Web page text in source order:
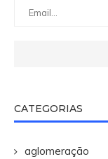
CATEGORIAS
aglomeração